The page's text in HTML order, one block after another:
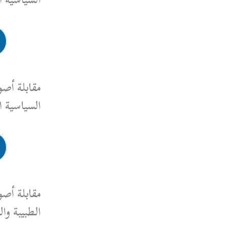
مقابلة أصوات نسوية، مقابلة مع
السياسية النسوية سوسن زكزك
مقابلة أصوات نسوية، مقابلة مع
الطبيبة والروائية نجاة عبد الصمد